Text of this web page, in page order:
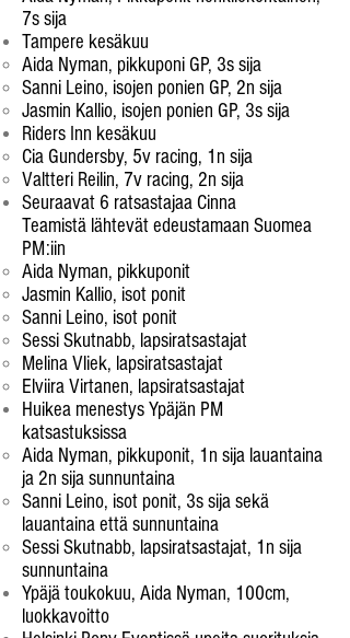
7s sija​
Tampere kesäkuu
Aida Nyman, pikkuponi GP, 3s sija
Sanni Leino, isojen ponien GP, 2n sija
Jasmin Kallio, isojen ponien GP, 3s sija
Riders Inn kesäkuu
Cia Gundersby, 5v racing, 1n sija​
Valtteri Reilin, 7v racing, 2n sija
Seuraavat 6 ratsastajaa Cinna
Teamistä lähtevät edeustamaan Suomea
PM:iin
Aida Nyman, pikkuponit​
Jasmin Kallio, isot ponit
Sanni Leino, isot ponit
Sessi Skutnabb, lapsiratsastajat
Melina Vliek, lapsiratsastajat
Elviira Virtanen, lapsiratsastajat
Huikea menestys Ypäjän PM
katsastuksissa
Aida Nyman, pikkuponit, 1n sija lauantaina
ja 2n sija sunnuntaina​
Sanni Leino, isot ponit, 3s sija sekä
lauantaina että sunnuntaina
Sessi Skutnabb, lapsiratsastajat, 1n sija
sunnuntaina
Ypäjä toukokuu, Aida Nyman, 100cm,
luokkavoitto